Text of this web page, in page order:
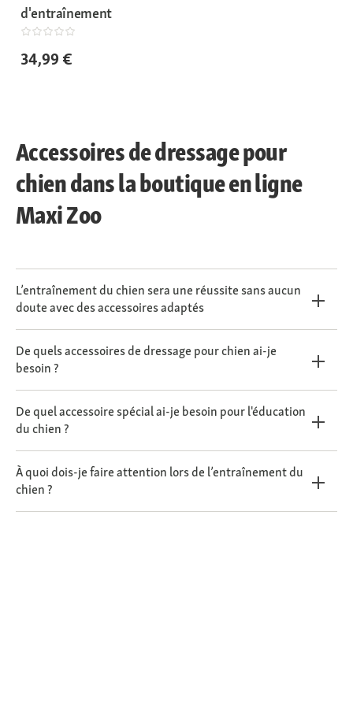
d'entraînement
34,99 €
Accessoires de dressage pour
chien dans la boutique en ligne
Maxi Zoo
L’entraînement du chien sera une réussite sans aucun
doute avec des accessoires adaptés
De quels accessoires de dressage pour chien ai-je
besoin ?
De quel accessoire spécial ai-je besoin pour l'éducation
du chien ?
À quoi dois-je faire attention lors de l’entraînement du
chien ?